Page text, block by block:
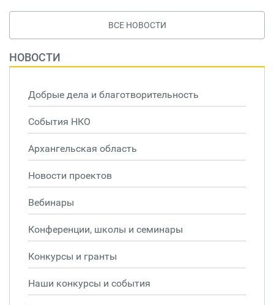
ВСЕ НОВОСТИ
НОВОСТИ
Добрые дела и благотворительность
События НКО
Архангельская область
Новости проектов
Вебинары
Конференции, школы и семинары
Конкурсы и гранты
Наши конкурсы и события